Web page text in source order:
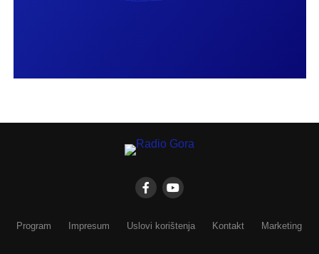
Program Impresum Uslovi korištenja Kontakt Marketing